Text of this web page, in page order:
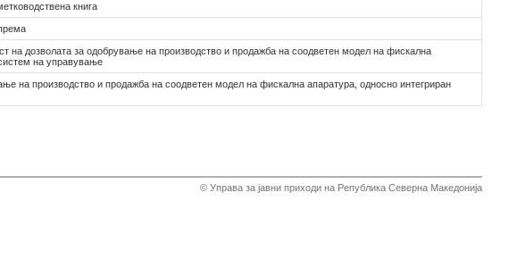
книга
на дозволата за одобрување на производство и продажба на соодветен модел на фискална
на управување
на производство и продажба на соодветен модел на фискална апаратура, односно интегриран
© Управа за јавни приходи на Република Северна Македонија